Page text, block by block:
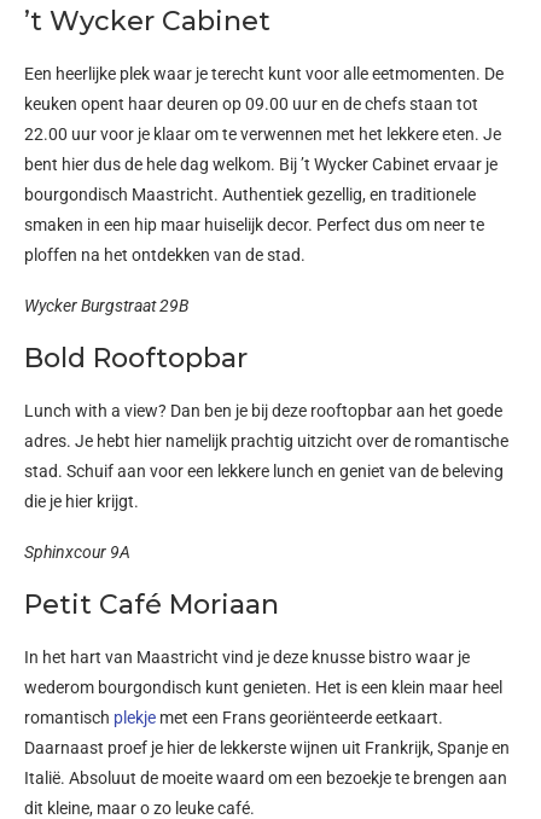
’t Wycker Cabinet
Een heerlijke plek waar je terecht kunt voor alle eetmomenten. De
keuken opent haar deuren op 09.00 uur en de chefs staan tot
22.00 uur voor je klaar om te verwennen met het lekkere eten. Je
bent hier dus de hele dag welkom. Bij ’t Wycker Cabinet ervaar je
bourgondisch Maastricht. Authentiek gezellig, en traditionele
smaken in een hip maar huiselijk decor. Perfect dus om neer te
ploffen na het ontdekken van de stad.
Wycker Burgstraat 29B
Bold Rooftopbar
Lunch with a view? Dan ben je bij deze rooftopbar aan het goede
adres. Je hebt hier namelijk prachtig uitzicht over de romantische
stad. Schuif aan voor een lekkere lunch en geniet van de beleving
die je hier krijgt.
Sphinxcour 9A
Petit Café Moriaan
In het hart van Maastricht vind je deze knusse bistro waar je
wederom bourgondisch kunt genieten. Het is een klein maar heel
romantisch plekje met een Frans georiënteerde eetkaart.
Daarnaast proef je hier de lekkerste wijnen uit Frankrijk, Spanje en
Italië. Absoluut de moeite waard om een bezoekje te brengen aan
dit kleine, maar o zo leuke café.